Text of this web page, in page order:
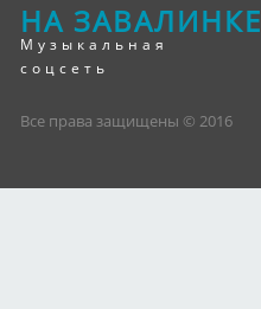
НА ЗАВАЛИНКЕ
Музыкальная
соцсеть
Все права защищены © 2016